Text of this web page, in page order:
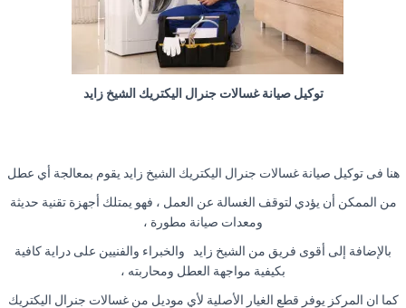
توكيل صيانة غسالات جنرال اليكتريك الشيخ زايد
هنا فى توكيل صيانة غسالات جنرال اليكتريك الشيخ زايد يقوم بمعالجة أي عطل
من الممكن أن يؤدي لتوقف الغسالة عن العمل ، فهو يمتلك أجهزة تقنية حديثة
ومعدات صيانة مطورة ،
بالإضافة إلى أقوى فريق من الشيخ زايد والخبراء والفنيين على دراية كافية
بكيفية مواجهة العطل ومحاربته ،
كما ان المركز يوفر قطع الغيار الأصلية لأي موديل من غسالات جنرال اليكتريك